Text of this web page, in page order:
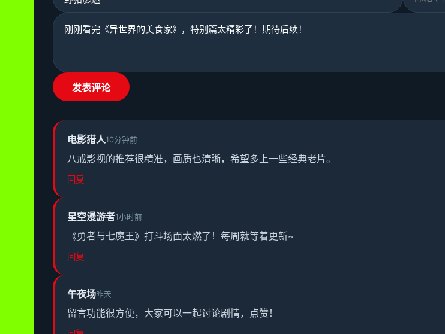
发表评论
电影猎人10分钟前
八戒影视的推荐很精准，画质也清晰，希望多上一些经典老片。
回复
星空漫游者1小时前
《勇者与七魔王》打斗场面太燃了！每周就等着更新~
回复
午夜场昨天
留言功能很方便，大家可以一起讨论剧情，点赞！